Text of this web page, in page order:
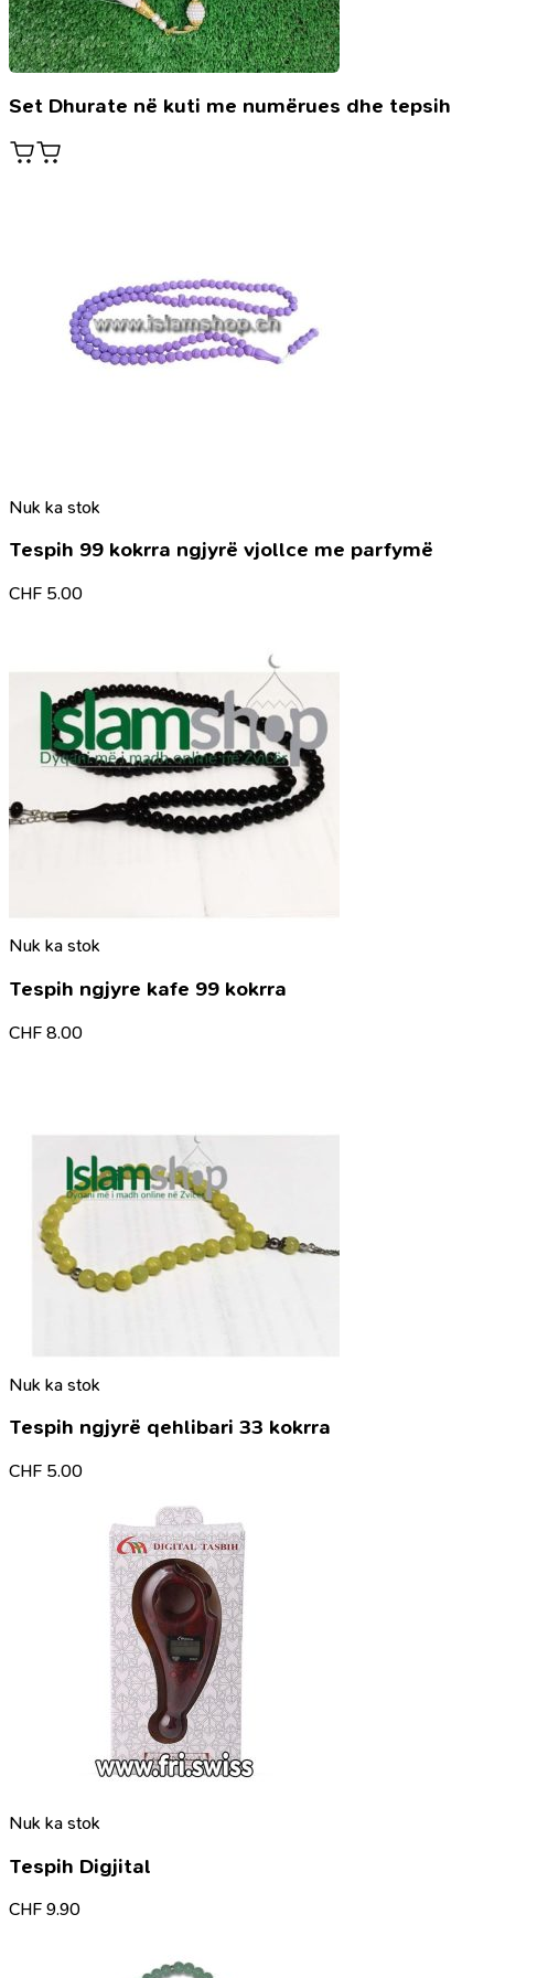
Set Dhurate në kuti me numërues dhe tepsih
Nuk ka stok
Tespih 99 kokrra ngjyrë vjollce me parfymë
CHF 5.00
Nuk ka stok
Tespih ngjyre kafe 99 kokrra
CHF 8.00
Nuk ka stok
Tespih ngjyrë qehlibari 33 kokrra
CHF 5.00
Nuk ka stok
Tespih Digjital
CHF 9.90